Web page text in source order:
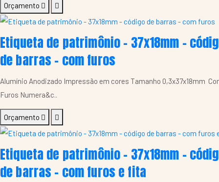
Orçamento
Etiqueta de patrimônio - 37x18mm -
de barras - com furos
Alumínio Anodizado Impressão em cores Tamanho 0,3x37x18mm
Furos Numera&c..
Orçamento
Etiqueta de patrimônio - 37x18mm -
de barras - com furos e fita